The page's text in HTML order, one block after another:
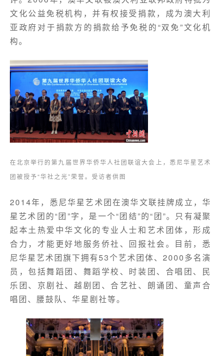
文化公益免税机构，并有权接受捐款，成为澳大利
亚政府对于捐款方的捐款给予免税的“双免”文化机
构。
在北京举行的第九届世界华侨华人社团联谊大会上，悉尼华星艺术
团被授予“华社之光”荣誉。受访者供图
2014年，悉尼华星艺术团在澳华文联挂牌成立，华
星艺术团的“团”字，是一个“团结”的“团”。只有凝聚
起本土热爱中华文化的专业人士和艺术团体，形成
合力，才能更好地服务侨社、回报社会。目前，悉
尼华星艺术团旗下拥有53个艺术团体、2000多名演
员，包括舞蹈团、舞蹈学校、时装团、合唱团、民
乐团、京剧社、越剧团、合艺社、朗诵团、童声合
唱团、腰鼓队、华星剧社等。